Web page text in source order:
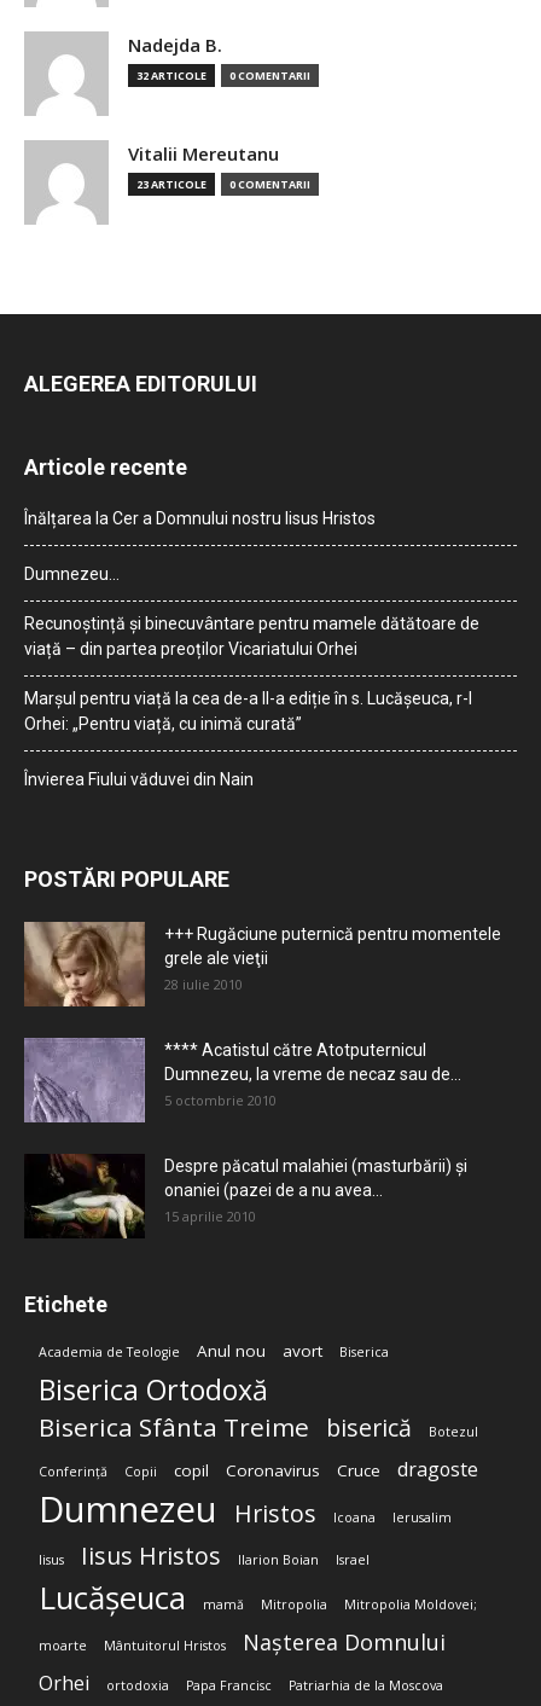
Nadejda B.
32 ARTICOLE 0 COMENTARII
Vitalii Mereutanu
23 ARTICOLE 0 COMENTARII
ALEGEREA EDITORULUI
Articole recente
Înălțarea la Cer a Domnului nostru Iisus Hristos
Dumnezeu…
Recunoștință și binecuvântare pentru mamele dătătoare de
viață – din partea preoților Vicariatului Orhei
Marșul pentru viață la cea de-a II-a ediție în s. Lucășeuca, r-l
Orhei: „Pentru viață, cu inimă curată”
Învierea Fiului văduvei din Nain
POSTĂRI POPULARE
+++ Rugăciune puternică pentru momentele
grele ale vieţii
28 iulie 2010
**** Acatistul către Atotputernicul
Dumnezeu, la vreme de necaz sau de...
5 octombrie 2010
Despre păcatul malahiei (masturbării) şi
onaniei (pazei de a nu avea...
15 aprilie 2010
Etichete
Academia de Teologie Anul nou avort Biserica
Biserica Ortodoxă
Biserica Sfânta Treime biserică Botezul
Conferință Copii copil Coronavirus Cruce dragoste
Dumnezeu Hristos Icoana Ierusalim
Iisus Iisus Hristos Ilarion Boian Israel
Lucășeuca mamă Mitropolia Mitropolia Moldovei;
moarte Mântuitorul Hristos Nașterea Domnului
Orhei ortodoxia Papa Francisc Patriarhia de la Moscova